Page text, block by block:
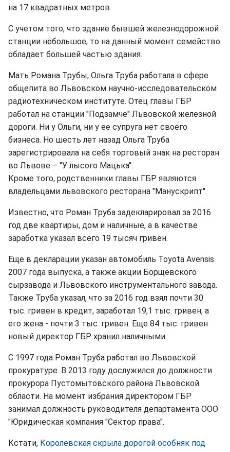
на 17 квадратных метров.
С учетом того, что здание бывшей железнодорожной
станции небольшое, то на данный момент семейство
обладает большей частью здания.
Мать Романа Трубы, Ольга Труба работала в сфере
общепита во Львовском научно-исследовательском
радиотехническом институте. Отец главы ГБР
работал на станции "Подзамче" Львовской железной
дороги. Ни у Ольги, ни у ее супруга нет своего
бизнеса. Но шесть лет назад Ольга Труба
зарегистрировала на себя торговый знак на ресторан
во Львове – "У лысого Мацька".
Кроме того, родственники главы ГБР являются
владельцами львовского ресторана "Манускрипт".
Известно, что Роман Труба задекларировал за 2016
год две квартиры, дом и наличные, а в качестве
заработка указал всего 19 тысяч гривен.
Еще в декларации указан автомобиль Toyota Avensis
2007 года выпуска, а также акции Борщевского
сырзавода и Львовского инструментального завода.
Также Труба указал, что за 2016 год взял почти 30
тыс. гривен в кредит, заработал 19,1 тыс. гривен, а
его жена - почти 3 тыс. гривен. Еще 84 тыс. гривен
новый директор ГБР хранил наличными.
С 1997 года Роман Труба работал во Львовской
прокуратуре. В 2013 году дослужился до должности
прокурора Пустомытовского района Львовской
области. На момент избрания директором ГБР
занимал должность руководителя департамента ООО
"Юридическая компания "Сектор права".
Кстати, Королевская скрыла дорогой особняк под